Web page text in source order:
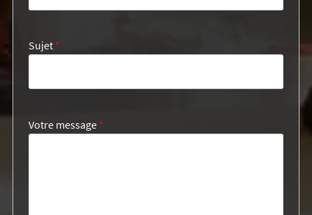
Sujet *
Votre message *